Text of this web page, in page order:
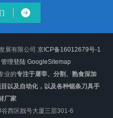
展有限公司 京ICP备16012679号-1
管理登陆 GoogleSitemap
业的专注于屠宰、分割、熟食深加
以及自动化，以及各种锯条刀具手
厂家
西区靓号大厦三层301-6